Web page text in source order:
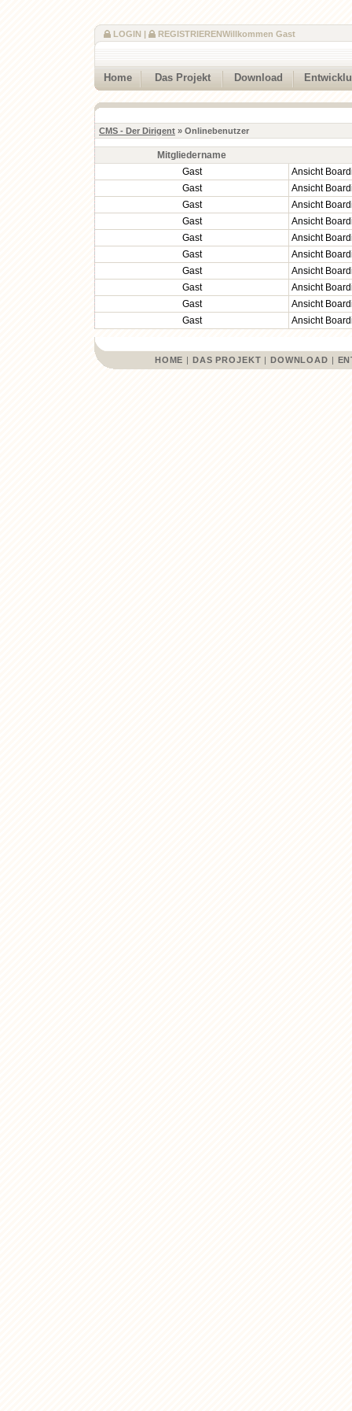
Willkommen Gast
LOGIN | REGISTRIEREN
Home Das Projekt Download
CMS - Der Dirigent » Onlinebenutzer
Mitgliedername
Gast
Ansicht
Gast
Ansicht
Gast
Ansicht
Gast
Ansicht
Gast
Ansicht
Gast
Ansicht
Gast
Ansicht
Gast
Ansicht
Gast
Ansicht
Gast
Ansicht
HOME | DAS PROJEKT | DOWNLOAD |